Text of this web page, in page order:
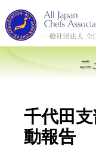
千代田
動報告